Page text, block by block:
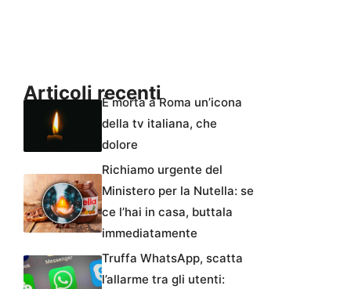
Articoli recentiÈ morta a Roma un’icona
della tv italiana, che
dolore
Richiamo urgente del
Ministero per la Nutella: se
ce l’hai in casa, buttala
immediatamente
Truffa WhatsApp, scatta
l’allarme tra gli utenti: